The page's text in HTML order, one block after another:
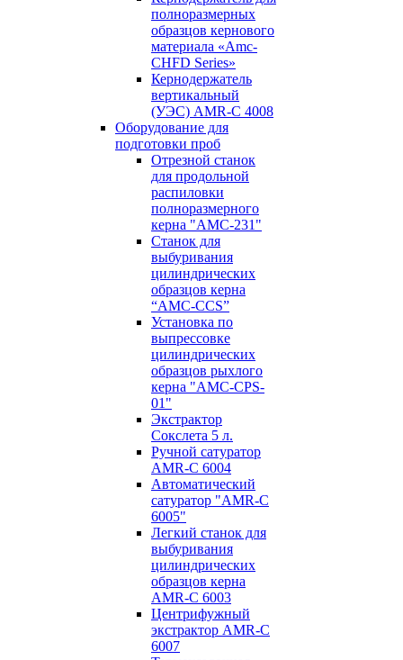
полноразмерных
образцов кернового
материала «Amc-
CHFD Series»
Кернодержатель
вертикальный
(УЭС) AMR-C 4008
Оборудование для
подготовки проб
Отрезной станок
для продольной
распиловки
полноразмерного
керна "AMC-231"
Станок для
выбуривания
цилиндрических
образцов керна
“AMC-CCS”
Установка по
выпресcовке
цилиндрических
образцов рыхлого
керна "AMC-CPS-
01"
Экстрактор
Сокслета 5 л.
Ручной сатуратор
AMR-C 6004
Автоматический
сатуратор "AMR-C
6005"
Легкий станок для
выбуривания
цилиндрических
образцов керна
AMR-C 6003
Центрифужный
экстрактор AMR-C
6007